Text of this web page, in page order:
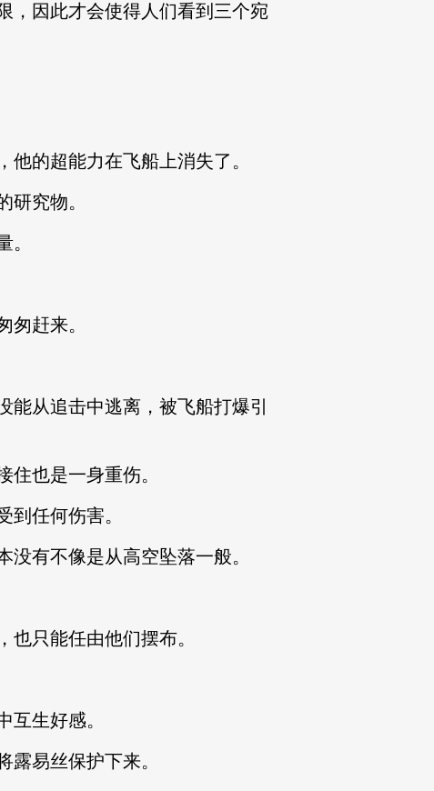
因此才会使得人们看到三个宛
的超能力在飞船上消失了。
究物。
赶来。
从追击中逃离，被飞船打爆引
也是一身重伤。
任何伤害。
有不像是从高空坠落一般。
只能任由他们摆布。
生好感。
易丝保护下来。